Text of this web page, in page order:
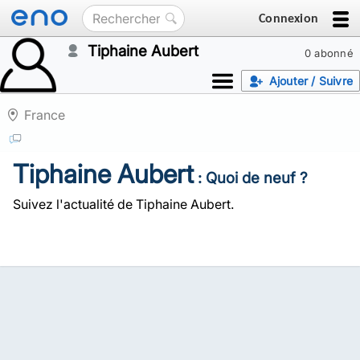
Connexion
0 abonné
Tiphaine Aubert
Ajouter / Suivre
France
Tiphaine Aubert: Quoi de neuf ?
Suivez l'actualité de Tiphaine Aubert.